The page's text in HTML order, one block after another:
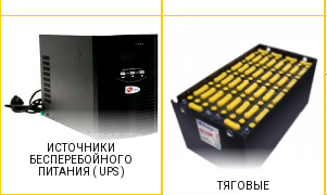
ИСТОЧНИКИ
БЕСПЕРЕБОЙНОГО
ПИТАНИЯ ( UPS )
ТЯГОВЫЕ